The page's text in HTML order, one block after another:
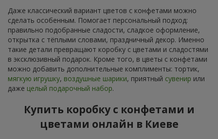
Даже классический вариант цветов с конфетами можно
сделать особенным. Помогает персональный подход:
правильно подобранные сладости, сладкое оформление,
открытка с тёплыми словами, праздничный декор. Именно
такие детали превращают коробку с цветами и сладостями
в эксклюзивный подарок. Кроме того, в цветы с конфетами
можно добавить дополнительные комплименты: тортик,
мягкую игрушку, воздушные шарики, приятный сувенир или
даже целый подарочный набор.
Купить коробку с конфетами и
цветами онлайн в Киеве